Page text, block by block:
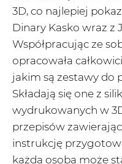
3D, co najlepiej
Dinary Kasko wraz z
Współpracując ze
opracowała
jakim są zestawy do
Składają się one z
wydrukowanych w
przepisów
instrukcję
każda osoba może